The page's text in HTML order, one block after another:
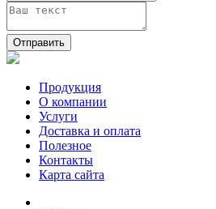
Отправить
Продукция
О компании
Услуги
Доставка и оплата
Полезное
Контакты
Карта сайта